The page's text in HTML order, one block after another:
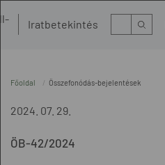
Iratbetekintés Kereső
Főoldal Összefonódás-bejelentések
2024. 07. 29.
ÖB-42/2024